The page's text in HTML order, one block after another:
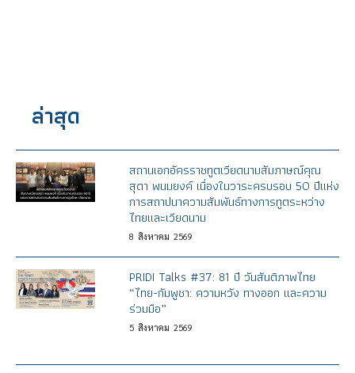
ล่าสุด
สถานเอกอัครราชทูตเวียดนามสัมภาษณ์คุณ
สุดา พนมยงค์ เนื่องในวาระครบรอบ 50 ปีแห่ง
การสถาปนาความสัมพันธ์ทางการทูตระหว่าง
ไทยและเวียดนาม
8 สิงหาคม 2569
PRIDI Talks #37: 81 ปี วันสันติภาพไทย
“ไทย-กัมพูชา: ความหวัง ทางออก และความ
ร่วมมือ”
5 สิงหาคม 2569